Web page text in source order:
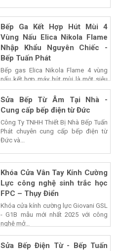
Bếp Ga Kết Hợp Hút Mùi 4
Vùng Nấu Elica Nikola Flame
Nhập Khẩu Nguyên Chiếc -
Bếp Tuấn Phát
Bếp gas Elica Nikola Flame 4 vùng
nấu kết hợp máy hút mùi là một siêu
phẩm của...
Sửa Bếp Từ Âm Tại Nhà -
Cung cấp bếp điện từ Đức
Công Ty TNHH Thiết Bị Nhà Bếp Tuấn
Phát chuyên cung cấp bếp điện từ
Đức và...
Khóa Cửa Vân Tay Kính Cường
Lực công nghệ sinh trắc học
FPC – Thụy Điển
Khóa cửa kính cường lực Giovani GSL
- G1B mẫu mới nhất 2025 với công
nghệ mở...
Sửa Bếp Điện Từ - Bếp Tuấn